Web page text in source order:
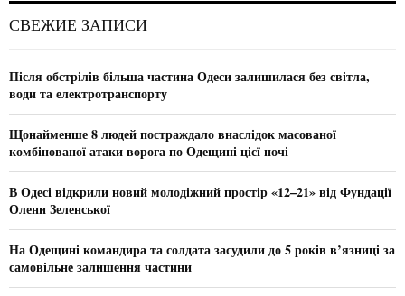
h
o
r
СВЕЖИЕ ЗАПИСИ
Після обстрілів більша частина Одеси залишилася без світла,
води та електротранспорту
Щонайменше 8 людей постраждало внаслідок масованої
комбінованої атаки ворога по Одещині цієї ночі
В Одесі відкрили новий молодіжний простір «12–21» від Фундації
Олени Зеленської
На Одещині командира та солдата засудили до 5 років в’язниці за
самовільне залишення частини